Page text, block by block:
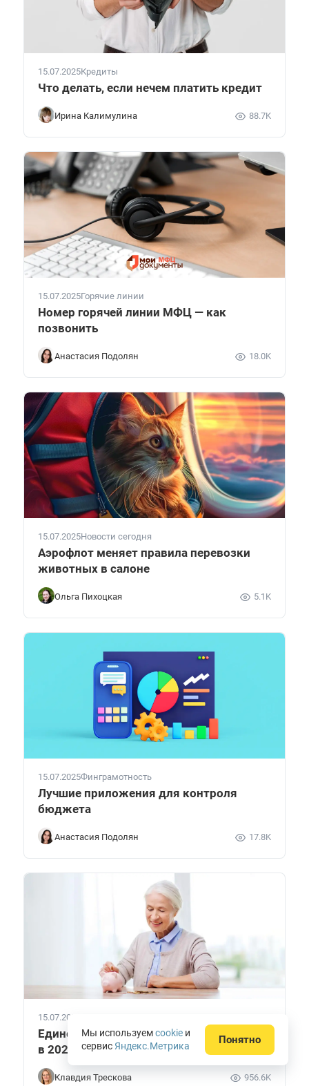
15.07.2025Кредиты
Что делать, если нечем платить кредит
Ирина Калимулина 88.7K
15.07.2025Горячие линии
Номер горячей линии МФЦ — как
позвонить
Анастасия Подолян 18.0K
15.07.2025Новости сегодня
Аэрофлот меняет правила перевозки
животных в салоне
Ольга Пихоцкая 5.1K
15.07.2025Финграмотность
Лучшие приложения для контроля
бюджета
Анастасия Подолян 17.8K
15.07.2025
Единовременная выплата пенсионерам
в 2026 году
Клавдия Трескова 956.6K
Мы используемcookie и
сервис Яндекс.Метрика Понятно